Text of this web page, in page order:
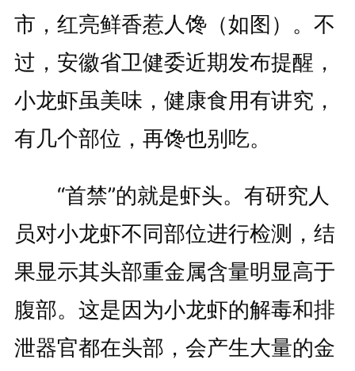
市，红亮鲜香惹人馋（如图）。不
过，安徽省卫健委近期发布提醒，
小龙虾虽美味，健康食用有讲究，
有几个部位，再馋也别吃。
“首禁”的就是虾头。有研究人
员对小龙虾不同部位进行检测，结
果显示其头部重金属含量明显高于
腹部。这是因为小龙虾的解毒和排
泄器官都在头部，会产生大量的金